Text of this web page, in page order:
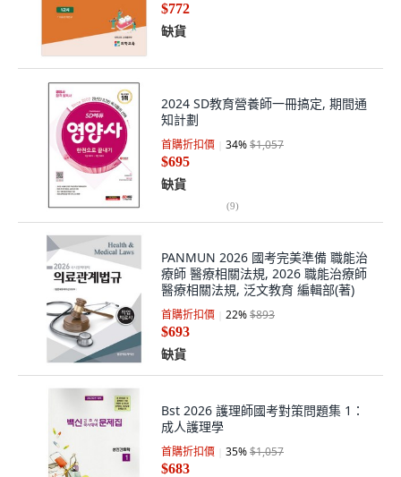
$772
缺貨
2024 SD教育營養師一冊搞定, 期間通
知計劃
首購折扣價 34%$1,057
$695
缺貨
(9)
PANMUN 2026 國考完美準備 職能治
療師 醫療相關法規, 2026 職能治療師
醫療相關法規, 泛文教育 編輯部(著)
首購折扣價 22%$893
$693
缺貨
Bst 2026 護理師國考對策問題集 1：
成人護理學
首購折扣價 35%$1,057
$683